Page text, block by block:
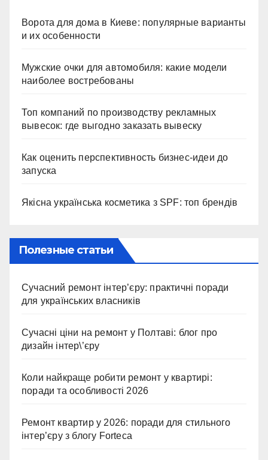
Ворота для дома в Киеве: популярные варианты
и их особенности
Мужские очки для автомобиля: какие модели
наиболее востребованы
Топ компаний по производству рекламных
вывесок: где выгодно заказать вывеску
Как оценить перспективность бизнес-идеи до
запуска
Якісна українська косметика з SPF: топ брендів
Полезные статьи
Сучасний ремонт інтер’єру: практичні поради
для українських власників
Сучасні ціни на ремонт у Полтаві: блог про
дизайн інтер\’єру
Коли найкраще робити ремонт у квартирі:
поради та особливості 2026
Ремонт квартир у 2026: поради для стильного
інтер’єру з блогу Forteca